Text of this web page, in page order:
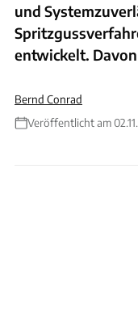
und
entwickelt.
Bernd Conrad
Veröffentlicht am